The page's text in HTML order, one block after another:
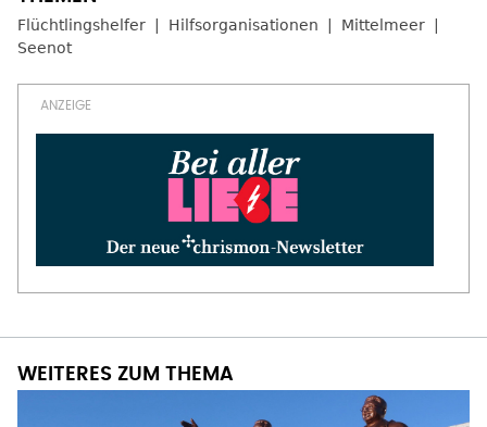
Flüchtlingshelfer Hilfsorganisationen
Mittelmeer
Seenot
WEITERES ZUM THEMA